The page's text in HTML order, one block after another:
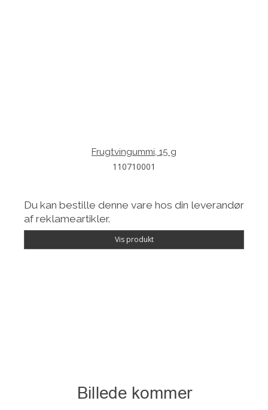
Frugtvingummi, 15 g
110710001
Du kan bestille denne vare hos din leverandør
af reklameartikler.
Vis produkt